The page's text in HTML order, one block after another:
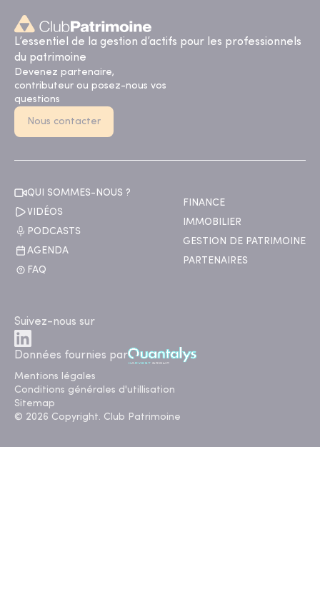
L’essentiel de la gestion d’actifs pour les professionnels
du patrimoine
Devenez partenaire,
contributeur ou posez-nous vos
questions
Nous contacter
QUI SOMMES-NOUS ?
VIDÉOS
PODCASTS
AGENDA
FAQ
FINANCE
IMMOBILIER
GESTION DE PATRIMOINE
PARTENAIRES
Suivez-nous sur
Données fournies par
Mentions légales
Conditions générales d'utillisation
Sitemap
© 2026 Copyright. Club Patrimoine